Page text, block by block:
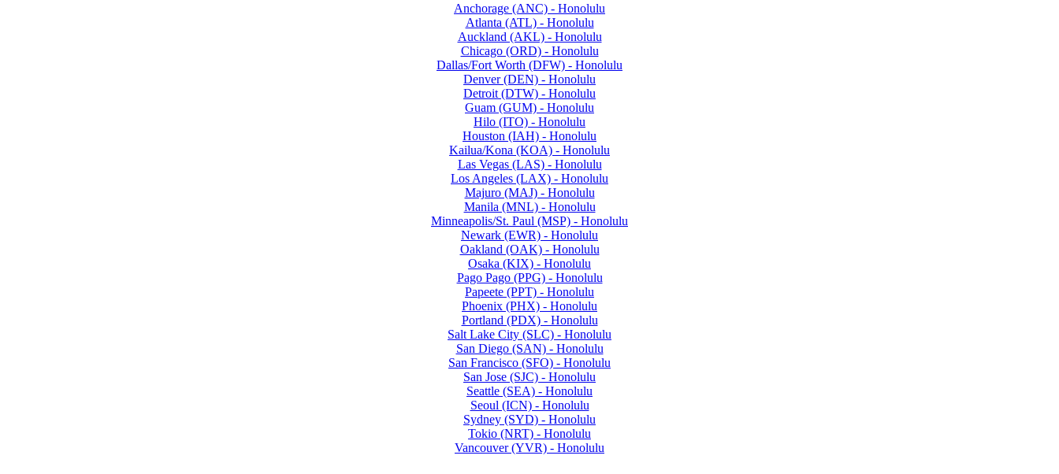
Anchorage (ANC) - Honolulu
Atlanta (ATL) - Honolulu
Auckland (AKL) - Honolulu
Chicago (ORD) - Honolulu
Dallas/Fort Worth (DFW) - Honolulu
Denver (DEN) - Honolulu
Detroit (DTW) - Honolulu
Guam (GUM) - Honolulu
Hilo (ITO) - Honolulu
Houston (IAH) - Honolulu
Kailua/Kona (KOA) - Honolulu
Las Vegas (LAS) - Honolulu
Los Angeles (LAX) - Honolulu
Majuro (MAJ) - Honolulu
Manila (MNL) - Honolulu
Minneapolis/St. Paul (MSP) - Honolulu
Newark (EWR) - Honolulu
Oakland (OAK) - Honolulu
Osaka (KIX) - Honolulu
Pago Pago (PPG) - Honolulu
Papeete (PPT) - Honolulu
Phoenix (PHX) - Honolulu
Portland (PDX) - Honolulu
Salt Lake City (SLC) - Honolulu
San Diego (SAN) - Honolulu
San Francisco (SFO) - Honolulu
San Jose (SJC) - Honolulu
Seattle (SEA) - Honolulu
Seoul (ICN) - Honolulu
Sydney (SYD) - Honolulu
Tokio (NRT) - Honolulu
Vancouver (YVR) - Honolulu